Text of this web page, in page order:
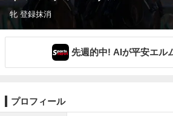
牝 登録抹消
先週的中! AIが平安エル
プロフィール